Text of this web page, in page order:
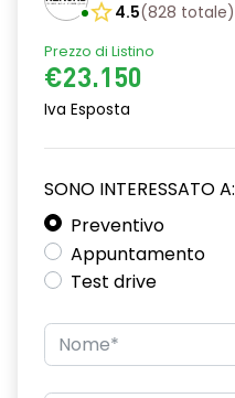
4.5(828 totale)
Prezzo di Listino
€23.150
Iva Esposta
SONO INTERESSATO A:
Preventivo
Appuntamento
Test drive